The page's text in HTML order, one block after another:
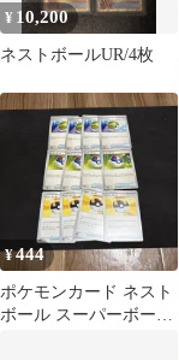
¥ 10,200
ネストボールUR/4枚
¥444
ポケモンカード ネスト
ボール スーパーボール